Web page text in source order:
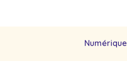
Numérique